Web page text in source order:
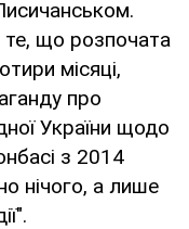
що розпочата
місяці,
про
України щодо
з 2014
нічого, а лише